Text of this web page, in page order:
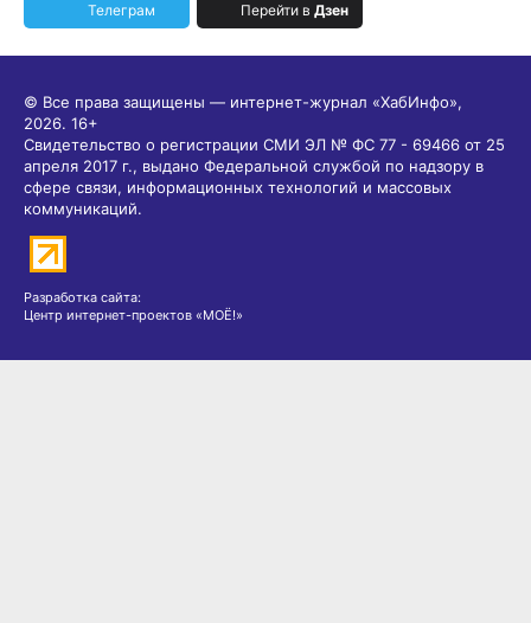
Телеграм Перейти в Дзен
© Все права защищены — интернет-журнал «ХабИнфо»,
2026. 16+
Свидетельство о регистрации СМИ ЭЛ № ФС 77 - 69466 от 25
апреля 2017 г., выдано Федеральной службой по надзору в
сфере связи, информационных технологий и массовых
коммуникаций.
Разработка сайта:
Центр интернет-проектов «МОЁ!»